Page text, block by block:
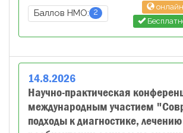
Баллов НМО: 2
онлайн
14.8.2026
Научно-практическая
международным участием
подходы к диагностике,